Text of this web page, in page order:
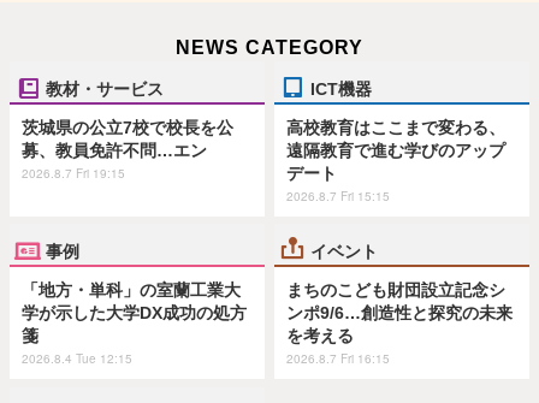
NEWS CATEGORY
教材・サービス
茨城県の公立7校で校長を公
募、教員免許不問…エン
2026.8.7 Fri 19:15
ICT機器
高校教育はここまで変わる、
遠隔教育で進む学びのアップ
デート
2026.8.7 Fri 15:15
事例
「地方・単科」の室蘭工業大
学が示した大学DX成功の処方
箋
2026.8.4 Tue 12:15
イベント
まちのこども財団設立記念シ
ンポ9/6…創造性と探究の未来
を考える
2026.8.7 Fri 16:15